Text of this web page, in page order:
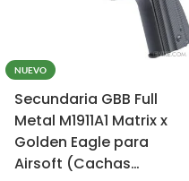
NUEVO
Secundaria GBB Full
Metal M1911A1 Matrix x
Golden Eagle para
Airsoft (Cachas